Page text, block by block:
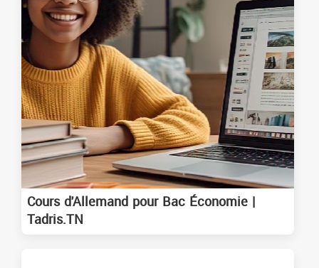
Cours d'Allemand pour Bac Économie |
Tadris.TN